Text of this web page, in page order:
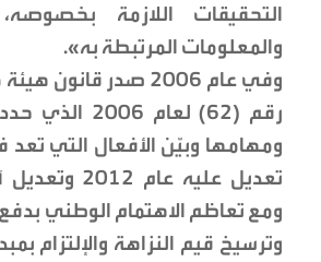
التحقيقات اللازمة
والمعلومات المرتبطة به».
وفي عام 2006 صدر
رقم (62) لعام
ومهامها وبيّن الأفعال التي تعد
ومع تعاظم الاهتمام الوطني
وترسيخ قيم النزاهة والإلتزام